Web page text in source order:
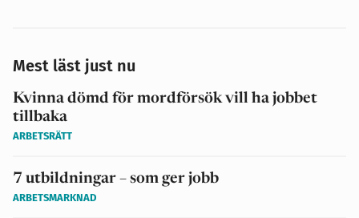
Mest läst just nu
Kvinna dömd för mordförsök vill ha jobbet
tillbaka
ARBETSRÄTT
7 utbildningar – som ger jobb
ARBETSMARKNAD